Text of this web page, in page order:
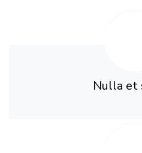
Nulla et